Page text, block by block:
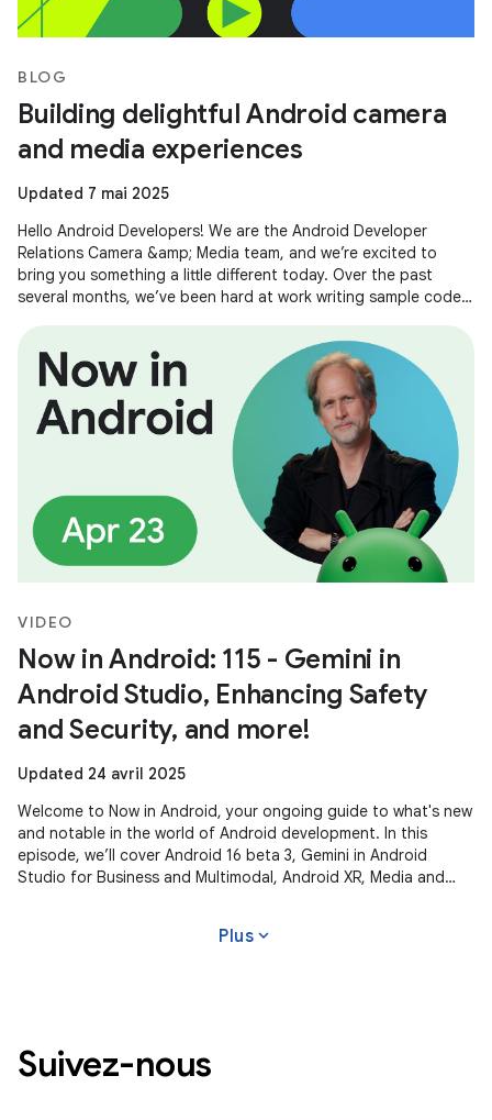
BLOG
Building delightful Android camera
and media experiences
Updated 7 mai 2025
Hello Android Developers! We are the Android Developer
Relations Camera &amp; Media team, and we’re excited to
bring you something a little different today. Over the past
several months, we’ve been hard at work writing sample code
VIDEO
Now in Android: 115 - Gemini in
Android Studio, Enhancing Safety
and Security, and more!
Updated 24 avril 2025
Welcome to Now in Android, your ongoing guide to what's new
and notable in the world of Android development. In this
episode, we’ll cover Android 16 beta 3, Gemini in Android
Studio for Business and Multimodal, Android XR, Media and
Plus expand_more
Suivez-nous